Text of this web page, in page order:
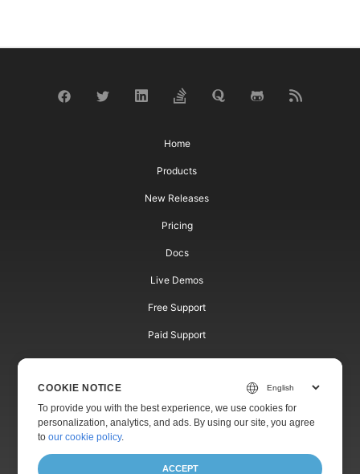
Home
Products
New Releases
Pricing
Docs
Live Demos
Free Support
Paid Support
Paid Consulting
Websites
COOKIE NOTICE
To provide you with the best experience, we use cookies for
personalization, analytics, and ads. By using our site, you agree
toour cookie policy.
ACCEPT